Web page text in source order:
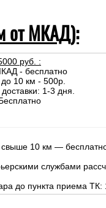
от МКАД):
руб. :
- бесплатно
10 км - 500р.
1-3 дня.
10 км —
службами
до пункта приема ТК: